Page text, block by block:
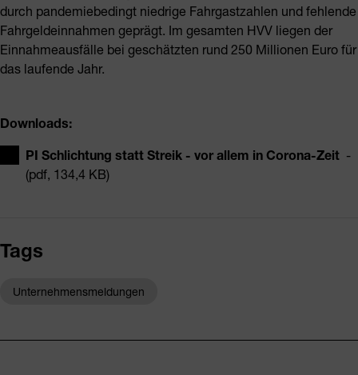
durch pandemiebedingt niedrige Fahrgastzahlen und fehlende
Fahrgeldeinnahmen geprägt. Im gesamten HVV liegen der
Einnahmeausfälle bei geschätzten rund 250 Millionen Euro für
das laufende Jahr.
Downloads:
PI Schlichtung statt Streik - vor allem in Corona-Zeit -
(pdf, 134,4 KB)
Tags
Unternehmensmeldungen